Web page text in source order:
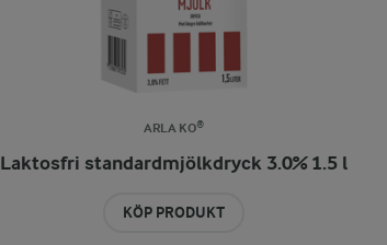
ARLA KO®
Laktosfri standardmjölkdryck 3.0% 1.5 l
KÖP PRODUKT